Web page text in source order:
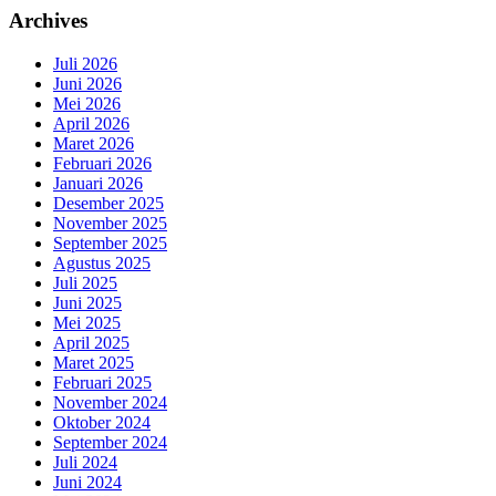
Archives
Juli 2026
Juni 2026
Mei 2026
April 2026
Maret 2026
Februari 2026
Januari 2026
Desember 2025
November 2025
September 2025
Agustus 2025
Juli 2025
Juni 2025
Mei 2025
April 2025
Maret 2025
Februari 2025
November 2024
Oktober 2024
September 2024
Juli 2024
Juni 2024